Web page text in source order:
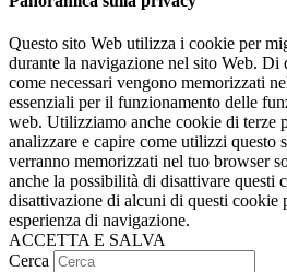
Questo sito Web utilizza i cookie per
durante la navigazione nel sito Web. Di
come necessari vengono memorizzati
essenziali per il funzionamento delle
web. Utilizziamo anche cookie di terze
analizzare e capire come utilizzi questo
verranno memorizzati nel tuo browser
anche la possibilità di disattivare questi
disattivazione di alcuni di questi cookie
esperienza di navigazione.
ACCETTA E SALVA
Cerca